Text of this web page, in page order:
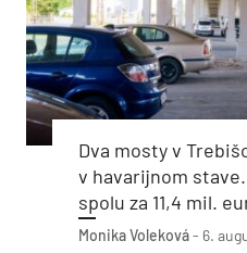
Dva mosty v
v havarijnom
spolu za 11,4 mil.
Monika Voleková- 6.